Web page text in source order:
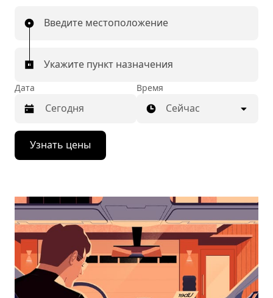
Введите местоположение
Укажите пункт назначения
Дата
Нажмите
стрелку
вниз,
календарю
выбрать
дату.
Чтобы
закрыть
календарь,
нажмите
Esc.
Время
Сейчас
Узнать цены